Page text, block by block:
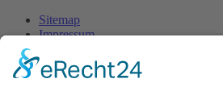
Sitemap
Impressum
Barrierefreiheit